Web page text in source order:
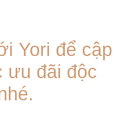
Yori để cập
ưu đãi độc